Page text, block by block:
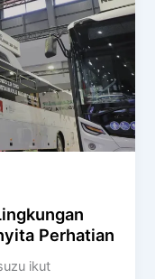
Perhatian
ikut